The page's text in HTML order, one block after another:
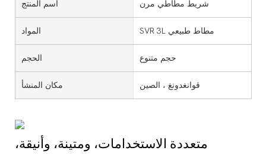
اسم المنتج شريط مطاطي مرن
المواد SVR 3L مطاط طبيعي
الحجم حجم متنوع
مكان المنشأ قوانغدونغ ، الصين
متعددة الاستخدامات، ومتينة، وأنيقة،